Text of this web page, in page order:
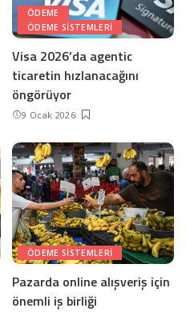
ÖDEME
ÖDEME SISTEMLERI
Visa 2026’da agentic
ticaretin hızlanacağını
öngörüyor
9 Ocak 2026
ÖDEME SISTEMLERI
Pazarda online alışveriş için
önemli iş birliği